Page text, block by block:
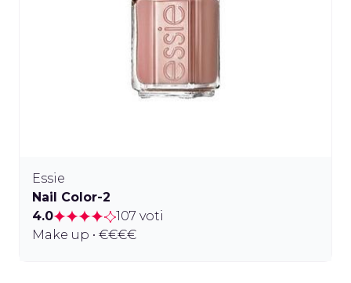
Essie
Nail Color-2
4.0
107 voti
Make up • €€€€